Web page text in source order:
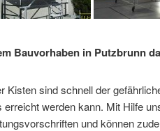
Bauvorhaben in Putzbrunn
Kisten sind schnell der
werden kann. Mit Hilfe
und können